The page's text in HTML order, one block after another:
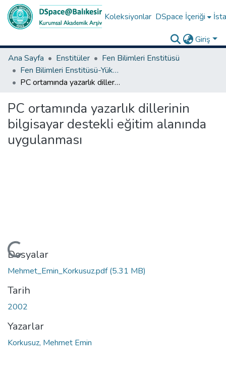
Koleksiyonlar DSpace İçeriği
Giriş
Ana Sayfa
Enstitüler
Fen Bilimleri Enstitüsü
Fen Bilimleri Enstitüsü-Yüksek Lisans Tezleri
PC ortamında yazarlık dillerinin bilgisayar destekli eğitim alanında uygulanması
PC ortamında yazarlık dillerinin
bilgisayar destekli eğitim alanında
uygulanması
Dosyalar
Mehmet_Emin_Korkusuz.pdf(5.31 MB)
Tarih
2002
Yazarlar
Korkusuz, Mehmet Emin